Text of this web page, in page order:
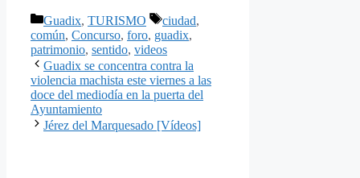
Categorías
Guadix, TURISMO Etiquetas
ciudad,
común, Concurso, foro, guadix,
patrimonio, sentido, videos
Guadix se concentra contra la
violencia machista este viernes a las
doce del mediodía en la puerta del
Ayuntamiento
Jérez del Marquesado [Vídeos]